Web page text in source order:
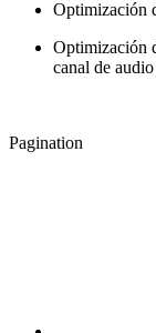
Optimización
Optimización
canal de audio
Pagination